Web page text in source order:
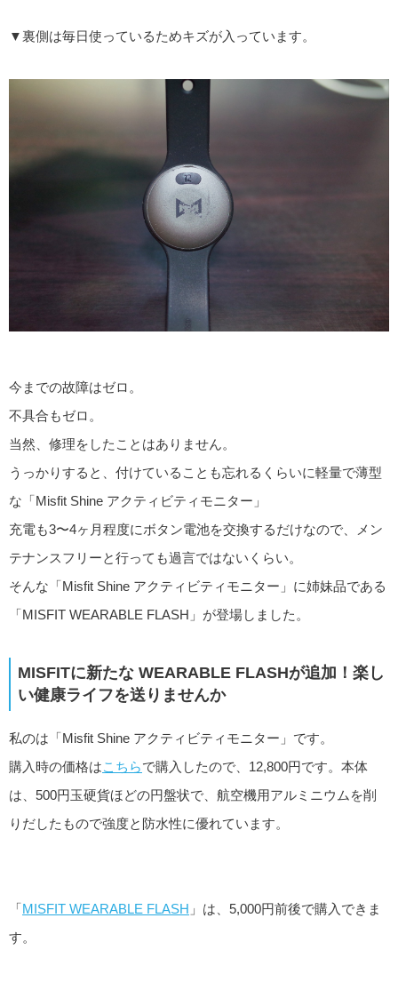
▼裏側は毎日使っているためキズが入っています。
今までの故障はゼロ。
不具合もゼロ。
当然、修理をしたことはありません。
うっかりすると、付けていることも忘れるくらいに軽量で薄型
な「Misfit Shine アクティビティモニター」
充電も3〜4ヶ月程度にボタン電池を交換するだけなので、メン
テナンスフリーと行っても過言ではないくらい。
そんな「Misfit Shine アクティビティモニター」に姉妹品である
「MISFIT WEARABLE FLASH」が登場しました。
MISFITに新たな WEARABLE FLASHが追加！楽し
い健康ライフを送りませんか
私のは「Misfit Shine アクティビティモニター」です。
購入時の価格はこちらで購入したので、12,800円です。本体
は、500円玉硬貨ほどの円盤状で、航空機用アルミニウムを削
りだしたもので強度と防水性に優れています。
「MISFIT WEARABLE FLASH 」は、5,000円前後で購入できま
す。